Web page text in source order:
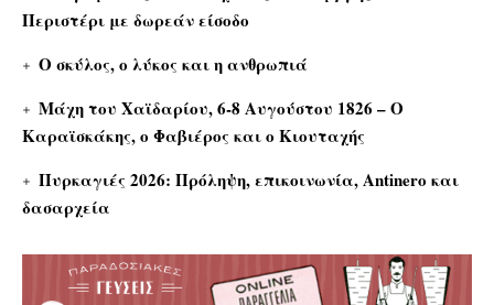
Περιστέρι με δωρεάν είσοδο
Ο σκύλος, ο λύκος και η ανθρωπιά
Μάχη του Χαϊδαρίου, 6-8 Αυγούστου 1826 – Ο
Καραϊσκάκης, ο Φαβιέρος και ο Κιουταχής
Πυρκαγιές 2026: Πρόληψη, επικοινωνία, Antinero και
δασαρχεία